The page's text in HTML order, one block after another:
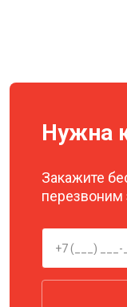
Нужна
Закажите
перезвоним